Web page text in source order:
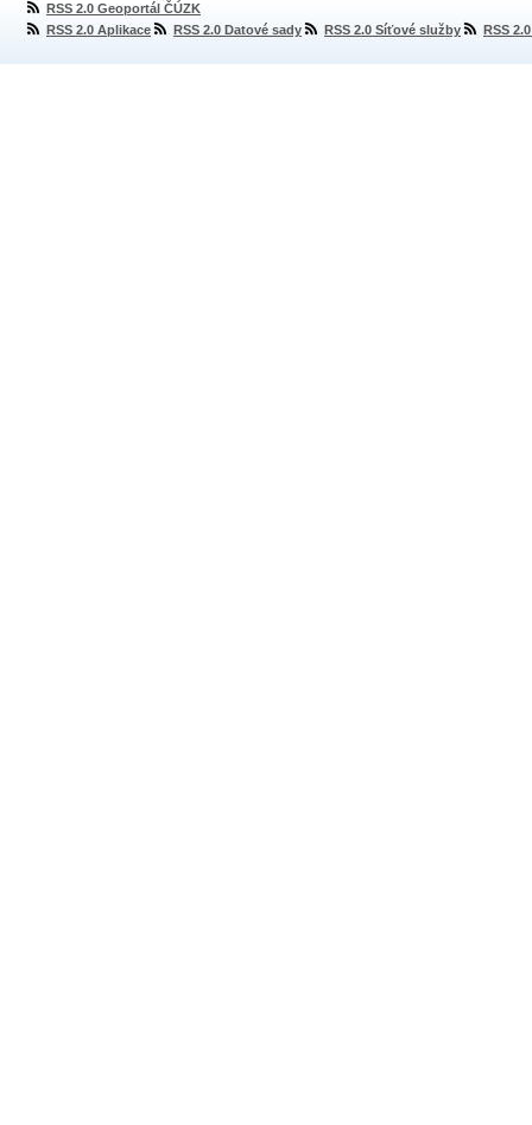
RSS 2.0 Geoportál ČÚZK
RSS 2.0 Aplikace
RSS 2.0 Datové sady RSS 2.0 Síťové služby RSS